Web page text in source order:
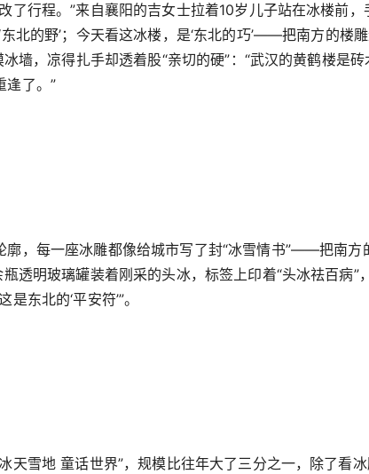
行程。”来自襄阳的吉女士拉着10岁儿子站在冰楼前，
北的野’；今天看这冰楼，是‘东北的巧’——把南方的楼
墙，凉得扎手却透着股“亲切的硬”：“武汉的黄鹤楼是
逢了。”
，每一座冰雕都像给城市写了封“冰雪情书”——把南方
透明玻璃罐装着刚采的头冰，标签上印着“头冰祛百病”
东北的‘平安符’”。
天雪地 童话世界”，规模比往年大了三分之一，除了看